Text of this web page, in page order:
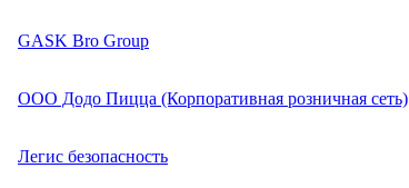
GASK Bro Group
ООО Додо Пицца (Корпоративная розничная сеть)
Легис безопасность